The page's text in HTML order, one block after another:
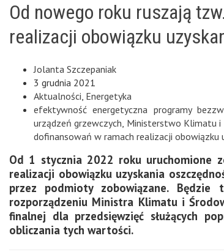
Od nowego roku ruszają
realizacji obowiązku
Jolanta Szczepaniak
3 grudnia 2021
Aktualności Energetyka
efektywność energetyczna programy
urządzeń grzewczych Ministerstwo Klimatu i
dofinansowań w ramach realizacji obowiązku
Od 1 stycznia 2022 roku uruchomione
realizacji obowiązku uzyskania
przez podmioty zobowiązane.
rozporządzeniu Ministra Klimatu i
finalnej dla przedsięwzięć służących
obliczania tych wartości.